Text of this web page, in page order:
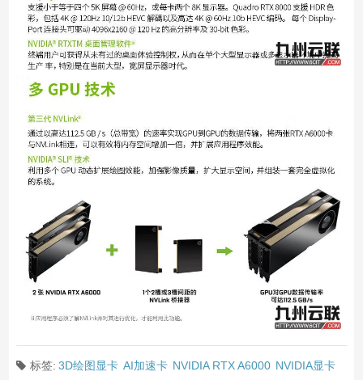
标签: 3D绘图显卡 AI加速卡 NVIDIA RTX A6000 NVIDIA显卡